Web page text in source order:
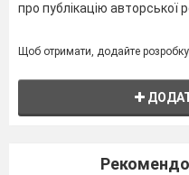
про публікацію авторської
Щоб отримати, додайте розробку